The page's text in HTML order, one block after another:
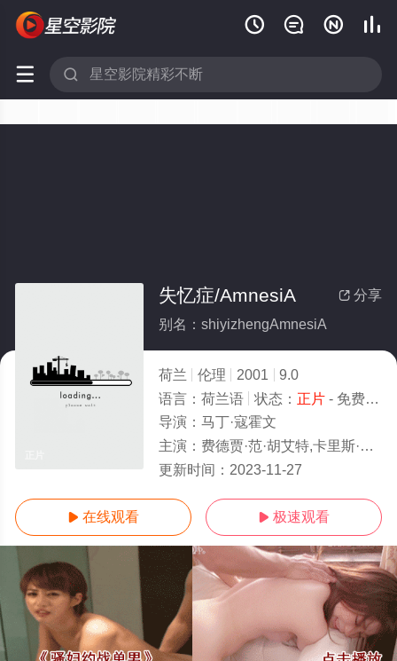
   
 
 分享
失忆症/AmnesiA
别名：shiyizhengAmnesiA
荷兰 伦理 2001
9.0
语言： 荷兰语 状态： 正片- 免费在线观看
导演： 马丁·寇霍文
主演： 费德贾·范·胡艾特,卡里斯·范·侯登,提奥·马森
更新时间： 2023-11-27
 在线观看  极速观看